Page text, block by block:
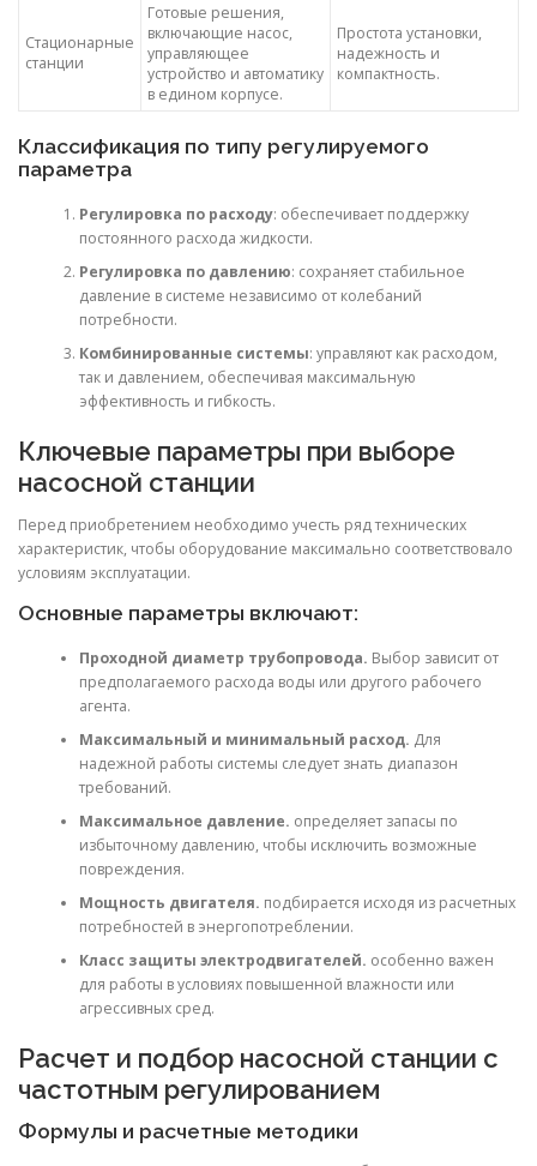
Стационарные
станции
Готовые решения,
включающие насос,
управляющее
устройство и автоматику
в едином корпусе.
Простота установки,
надежность и
компактность.
Классификация по типу регулируемого
параметра
Регулировка по расходу: обеспечивает поддержку
постоянного расхода жидкости.
Регулировка по давлению: сохраняет стабильное
давление в системе независимо от колебаний
потребности.
Комбинированные системы: управляют как расходом,
так и давлением, обеспечивая максимальную
эффективность и гибкость.
Ключевые параметры при выборе
насосной станции
Перед приобретением необходимо учесть ряд технических
характеристик, чтобы оборудование максимально соответствовало
условиям эксплуатации.
Основные параметры включают:
Проходной диаметр трубопровода. Выбор зависит от
предполагаемого расхода воды или другого рабочего
агента.
Максимальный и минимальный расход. Для
надежной работы системы следует знать диапазон
требований.
Максимальное давление. определяет запасы по
избыточному давлению, чтобы исключить возможные
повреждения.
Мощность двигателя. подбирается исходя из расчетных
потребностей в энергопотреблении.
Класс защиты электродвигателей. особенно важен
для работы в условиях повышенной влажности или
агрессивных сред.
Расчет и подбор насосной станции с
частотным регулированием
Формулы и расчетные методики